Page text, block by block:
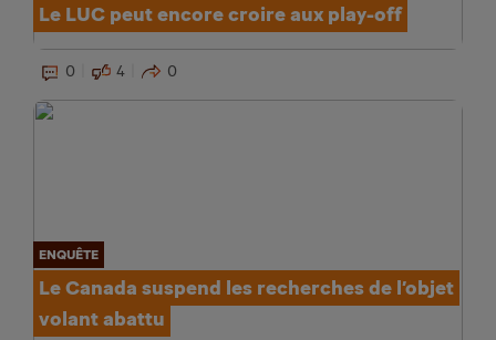
Le LUC peut encore croire aux play-off
0 4 0
ENQUÊTE
Le Canada suspend les recherches de l’objet
volant abattu